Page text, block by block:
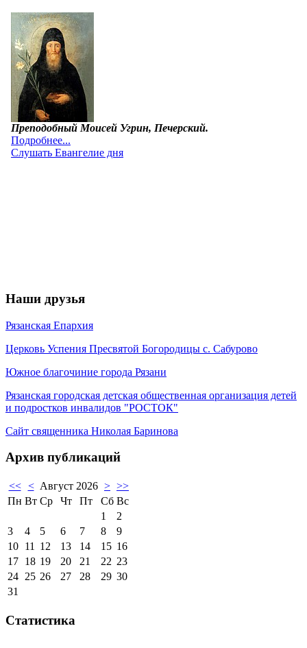
Наши друзья
Рязанская Епархия
Церковь Успения Пресвятой Богородицы с. Сабурово
Южное благочиние города Рязани
Рязанская городская детская общественная организация детей
и подростков инвалидов "РОСТОК"
Сайт священника Николая Баринова
Архив публикаций
<< < Август 2026 > >>
Пн Вт Ср Чт Пт Сб Вс
1
2
3
4 5 6 7 8
9
10 11 12 13 14 15 16
17 18 19 20 21 22 23
24 25 26 27 28 29 30
31
Статистика